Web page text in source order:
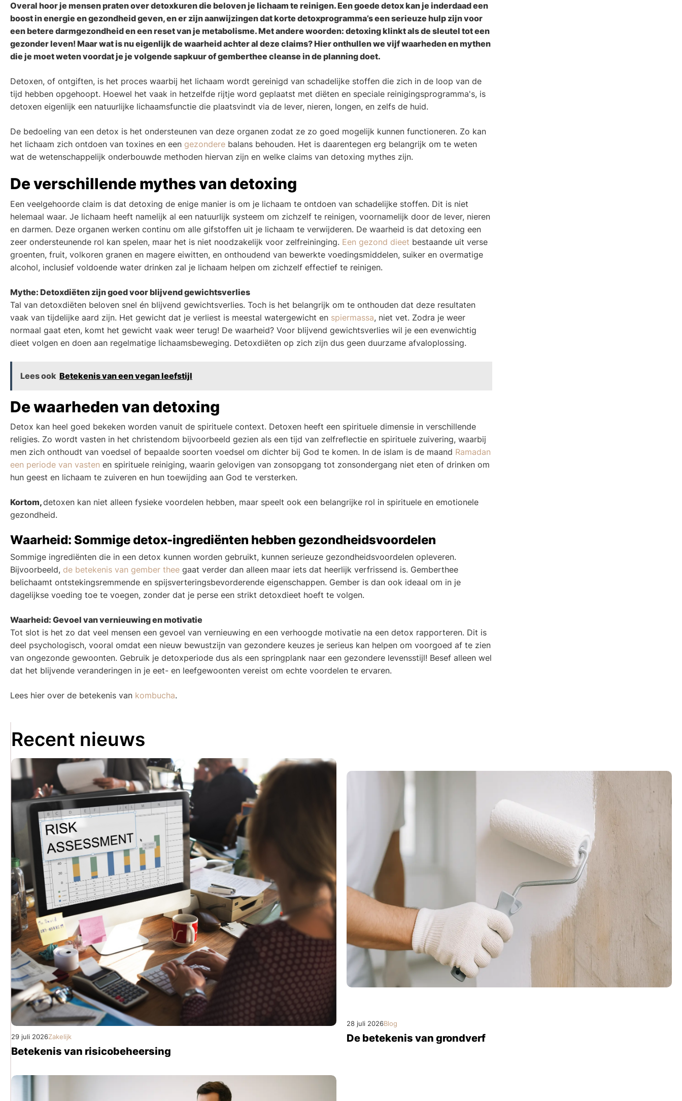
Overal hoor je mensen praten over detoxkuren die beloven je lichaam te reinigen. Een goede detox kan je inderdaad een
boost in energie en gezondheid geven, en er zijn aanwijzingen dat korte detoxprogramma’s een serieuze hulp zijn voor
een betere darmgezondheid en een reset van je metabolisme. Met andere woorden: detoxing klinkt als de sleutel tot een
gezonder leven! Maar wat is nu eigenlijk de waarheid achter al deze claims? Hier onthullen we vijf waarheden en mythen
die je moet weten voordat je je volgende sapkuur of gemberthee cleanse in de planning doet.
Detoxen, of ontgiften, is het proces waarbij het lichaam wordt gereinigd van schadelijke stoffen die zich in de loop van de
tijd hebben opgehoopt. Hoewel het vaak in hetzelfde rijtje word geplaatst met diëten en speciale reinigingsprogramma's, is
detoxen eigenlijk een natuurlijke lichaamsfunctie die plaatsvindt via de lever, nieren, longen, en zelfs de huid.
De bedoeling van een detox is het ondersteunen van deze organen zodat ze zo goed mogelijk kunnen functioneren. Zo kan
het lichaam zich ontdoen van toxines en een gezondere balans behouden. Het is daarentegen erg belangrijk om te weten
wat de wetenschappelijk onderbouwde methoden hiervan zijn en welke claims van detoxing mythes zijn.
De verschillende mythes van detoxing
Een veelgehoorde claim is dat detoxing de enige manier is om je lichaam te ontdoen van schadelijke stoffen. Dit is niet
helemaal waar. Je lichaam heeft namelijk al een natuurlijk systeem om zichzelf te reinigen, voornamelijk door de lever, nieren
en darmen. Deze organen werken continu om alle gifstoffen uit je lichaam te verwijderen. De waarheid is dat detoxing een
zeer ondersteunende rol kan spelen, maar het is niet noodzakelijk voor zelfreininging. Een gezond dieet bestaande uit verse
groenten, fruit, volkoren granen en magere eiwitten, en onthoudend van bewerkte voedingsmiddelen, suiker en overmatige
alcohol, inclusief voldoende water drinken zal je lichaam helpen om zichzelf effectief te reinigen.
Mythe: Detoxdiëten zijn goed voor blijvend gewichtsverlies
Tal van detoxdiëten beloven snel én blijvend gewichtsverlies. Toch is het belangrijk om te onthouden dat deze resultaten
vaak van tijdelijke aard zijn. Het gewicht dat je verliest is meestal watergewicht en spiermassa, niet vet. Zodra je weer
normaal gaat eten, komt het gewicht vaak weer terug! De waarheid? Voor blijvend gewichtsverlies wil je een evenwichtig
dieet volgen en doen aan regelmatige lichaamsbeweging. Detoxdiëten op zich zijn dus geen duurzame afvaloplossing.
Lees ook Betekenis van een vegan leefstijl
De waarheden van detoxing
Detox kan heel goed bekeken worden vanuit de spirituele context. Detoxen heeft een spirituele dimensie in verschillende
religies. Zo wordt vasten in het christendom bijvoorbeeld gezien als een tijd van zelfreflectie en spirituele zuivering, waarbij
men zich onthoudt van voedsel of bepaalde soorten voedsel om dichter bij God te komen. In de islam is de maand Ramadan
een periode van vasten en spirituele reiniging, waarin gelovigen van zonsopgang tot zonsondergang niet eten of drinken om
hun geest en lichaam te zuiveren en hun toewijding aan God te versterken.
Kortom,detoxen kan niet alleen fysieke voordelen hebben, maar speelt ook een belangrijke rol in spirituele en emotionele
gezondheid.
Waarheid: Sommige detox-ingrediënten hebben gezondheidsvoordelen
Sommige ingrediënten die in een detox kunnen worden gebruikt, kunnen serieuze gezondheidsvoordelen opleveren.
Bijvoorbeeld, de betekenis van gember thee gaat verder dan alleen maar iets dat heerlijk verfrissend is. Gemberthee
belichaamt ontstekingsremmende en spijsverteringsbevorderende eigenschappen. Gember is dan ook ideaal om in je
dagelijkse voeding toe te voegen, zonder dat je perse een strikt detoxdieet hoeft te volgen.
Waarheid: Gevoel van vernieuwing en motivatie
Tot slot is het zo dat veel mensen een gevoel van vernieuwing en een verhoogde motivatie na een detox rapporteren. Dit is
deel psychologisch, vooral omdat een nieuw bewustzijn van gezondere keuzes je serieus kan helpen om voorgoed af te zien
van ongezonde gewoonten. Gebruik je detoxperiode dus als een springplank naar een gezondere levensstijl! Besef alleen wel
dat het blijvende veranderingen in je eet- en leefgewoonten vereist om echte voordelen te ervaren.
Lees hier over de betekenis van kombucha.
Recent nieuws
29 juli 2026Zakelijk
Betekenis van risicobeheersing
28 juli 2026Blog
De betekenis van grondverf